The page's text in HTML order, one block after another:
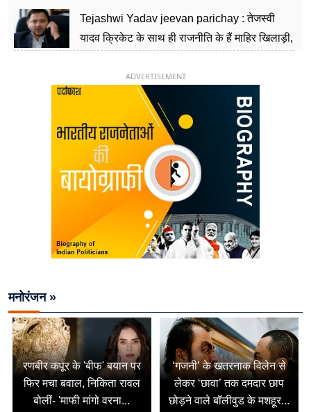
Tejashwi Yadav jeevan parichay : तेजस्वी
यादव क्रिकेट के साथ ही राजनीति के हैं माहिर खिलाड़ी,
ADVERTISEMENT
मनोरंजन »
रणबीर कपूर के 'बीफ' बयान पर
फिर मचा बवाल, निकिता रावल
बोलीं- 'माफी मांगो वरना...
‘गजनी’ के खतरनाक विलेन से
लेकर ‘छावा’ तक दमदार छाप
छोड़ने वाले बॉलीवुड के मशहूर...